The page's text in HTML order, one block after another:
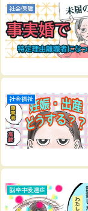
社会保障
社会福祉
脳卒中後遺症